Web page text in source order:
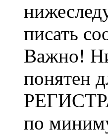
писать
Важно!
понятен
по